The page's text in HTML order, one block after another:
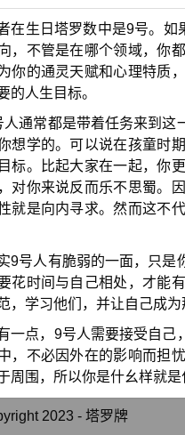
在生日塔罗数中是9号。
，不管是在哪个领域，你
你的通灵天赋和心理特质
的人生目标。
人通常都是带着任务来到这
想学的。可以说在孩童时
标。比起大家在一起，你
对你来说反而乐不思蜀。
就是向内寻求。然而这不
9号人有脆弱的一面，只是
花时间与自己相处，才能
，学习他们，并让自己成
一点，9号人需要接受自己
，不必因外在的影响而担
周围，所以你是什幺样就是
2023 - 塔罗牌